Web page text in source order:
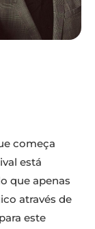
começa
está
que apenas
através de
este